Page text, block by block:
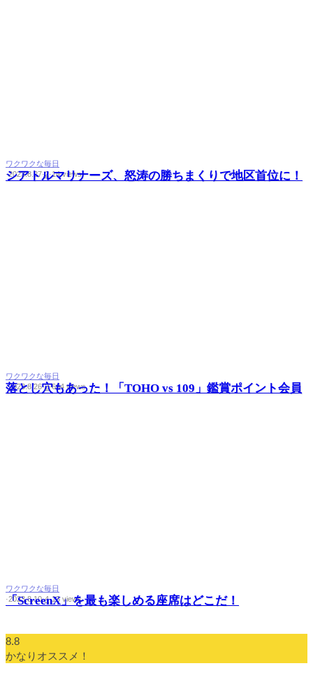
ワクワクな毎日
·2023.8.27·2·14 views
シアトルマリナーズ、怒涛の勝ちまくりで地区首位に！
ワクワクな毎日
·2023.8.26·2·664 views
落とし穴もあった！「TOHO vs 109」鑑賞ポイント会員
ワクワクな毎日
·2023.8.10·4·13 views
「ScreenX」を最も楽しめる座席はどこだ！
8.8
かなりオススメ！